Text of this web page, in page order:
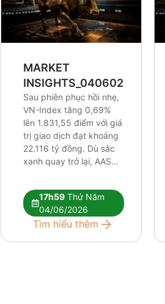
MARKET
INSIGHTS_0406026
Sau phiên phục hồi nhẹ,
VN-Index tăng 0,69%
lên 1.831,55 điểm với giá
trị giao dịch đạt khoảng
22.116 tỷ đồng. Dù sắc
xanh quay trở lại, AAS
vẫn chưa đủ để xác
nhận xu hướng tăng mới.
Dòng tiền tiếp tục phân
17h59 Thứ Năm
04/06/2026
Tìm hiểu thêm